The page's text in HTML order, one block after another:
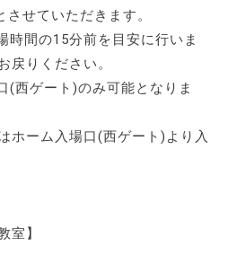
せていただきます。
間の15分前を目安に行いま
戻りください。
西ゲート)のみ可能となりま
ホーム入場口(西ゲート)より入
室】